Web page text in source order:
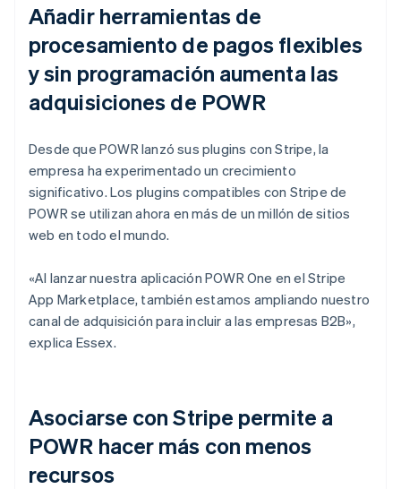
Añadir herramientas de
procesamiento de pagos flexibles
y sin programación aumenta las
adquisiciones de POWR
Desde que POWR lanzó sus plugins con Stripe, la
empresa ha experimentado un crecimiento
significativo. Los plugins compatibles con Stripe de
POWR se utilizan ahora en más de un millón de sitios
web en todo el mundo.
«Al lanzar nuestra aplicación POWR One en el Stripe
App Marketplace, también estamos ampliando nuestro
canal de adquisición para incluir a las empresas B2B»,
explica Essex.
Asociarse con Stripe permite a
POWR hacer más con menos
recursos